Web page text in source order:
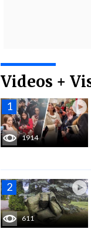
Videos +
1914
611